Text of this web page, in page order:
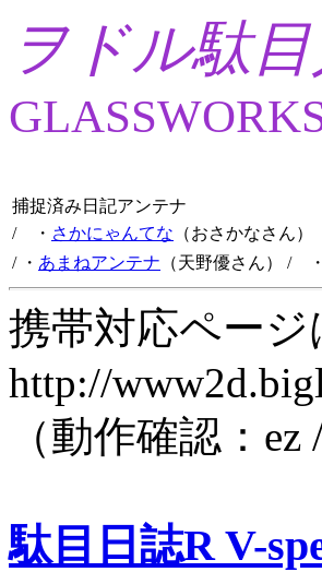
ヲドル駄
捕捉済み日記アンテナ
/ ・ さかにゃんてな （おさかなさん）
/ ・ あまねアンテナ （天野優さん） / ・
携帯対応ページ
http://
（動作確認：
駄目日誌R V-